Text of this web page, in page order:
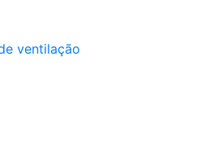
ventilação